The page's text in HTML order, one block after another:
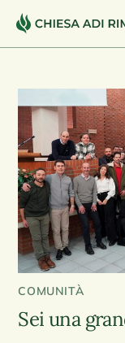
COMUNITÀ
Sei una